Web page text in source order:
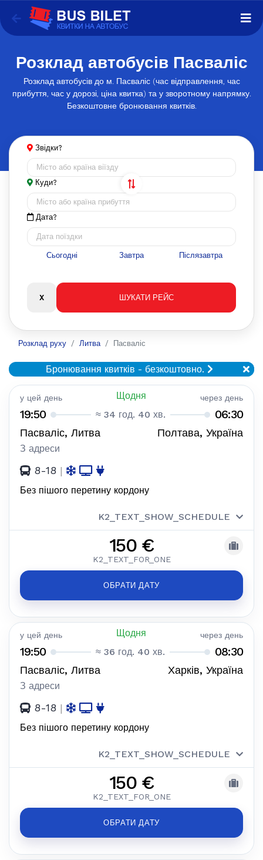
Розклад автобусів Пасваліс
Розклад автобусів до м. Пасваліс (час відправлення, час
прибуття, час у дорозі, ціна квитка) та у зворотному напрямку.
Безкоштовне бронювання квитків.
Звідки?
Куди?
Дата?
Сьогодні Завтра Післязавтра
Розклад руху Литва Пасваліс
Бронювання квитків - безкоштовно.
у цей день Щодня через день
19:50 ≈ 34 год. 40 хв. 06:30
Пасваліс, Литва Полтава, Україна
З адреси
8-18 |
Без пішого перетину кордону
K2_TEXT_SHOW_SCHEDULE
150 €
K2_TEXT_FOR_ONE
ОБРАТИ ДАТУ
у цей день Щодня через день
19:50 ≈ 36 год. 40 хв. 08:30
Пасваліс, Литва Харків, Україна
З адреси
8-18 |
Без пішого перетину кордону
K2_TEXT_SHOW_SCHEDULE
150 €
K2_TEXT_FOR_ONE
ОБРАТИ ДАТУ